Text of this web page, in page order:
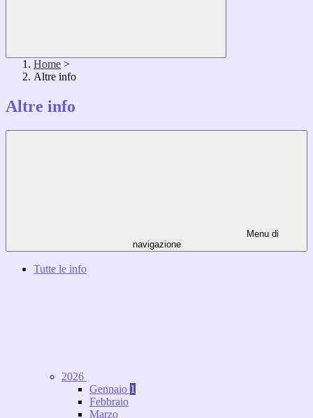
Home >
Altre info
Altre info
Menu di
navigazione
Tutte le info
2026
Gennaio 1
Febbraio
Marzo